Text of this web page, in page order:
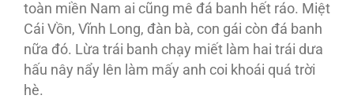
toàn miền Nam ai cũng mê đá banh hết ráo. Miệt
Cái Vồn, Vĩnh Long, đàn bà, con gái còn đá banh
nữa đó. Lừa trái banh chạy miết làm hai trái dưa
hấu nây nẩy lên làm mấy anh coi khoái quá trời
hè.